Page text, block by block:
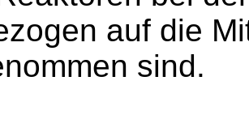
auf die
sind.